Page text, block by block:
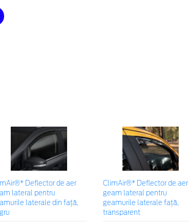
Deflector de aer
lateral pentru
laterale din faţă,
ClimAir®* Deflector de aer
geam lateral pentru
geamurile laterale faţă,
transparent